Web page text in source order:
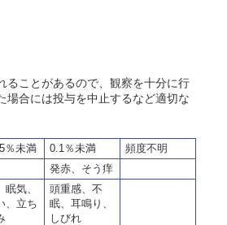
ることがあるので、観察を十分に行
場合には投与を中止するなど適切な
％未満 0.1％未満
頻度不明
発赤、そう痒
眠気、
、立ち
頭重感、不
眠、耳鳴り、
しびれ